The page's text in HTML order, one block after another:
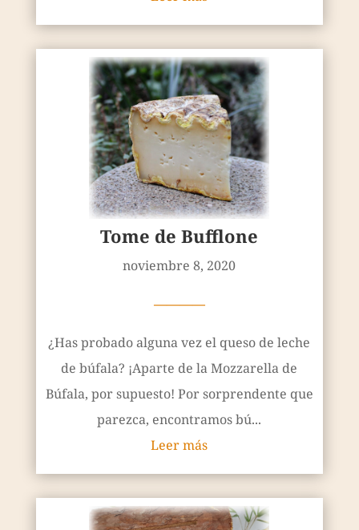
Tome de Bufflone
noviembre 8, 2020
————
¿Has probado alguna vez el queso de leche
de búfala? ¡Aparte de la Mozzarella de
Búfala, por supuesto! Por sorprendente que
parezca, encontramos bú...
Leer más